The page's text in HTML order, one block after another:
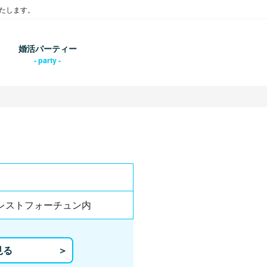
ます。
婚活パーティー
トフォーチュン内
る